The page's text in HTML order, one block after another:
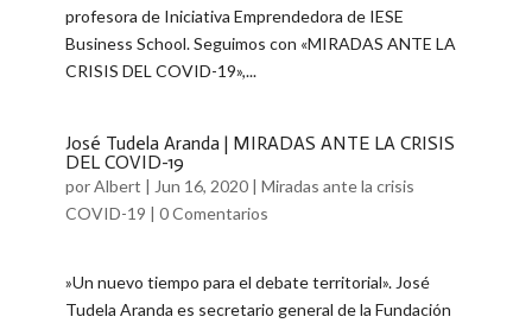
profesora de Iniciativa Emprendedora de IESE
Business School. Seguimos con «MIRADAS ANTE LA
CRISIS DEL COVID-19»,...
José Tudela Aranda | MIRADAS ANTE LA CRISIS
DEL COVID-19
porAlbert | Jun 16, 2020| Miradas ante la crisis
COVID-19 | 0 Comentarios
​»Un nuevo tiempo para el debate territorial». José
Tudela Aranda es secretario general de la Fundación